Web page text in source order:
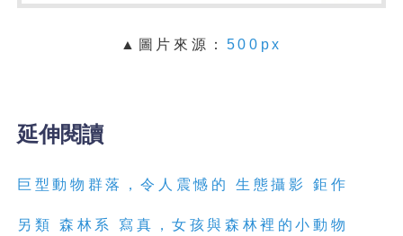
▲圖片來源： 500px
延伸閱讀
巨型動物群落，令人震憾的 生態攝影 鉅作
另類 森林系 寫真，女孩與森林裡的小動物